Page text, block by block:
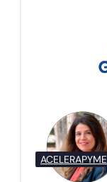
ACELERAPYME